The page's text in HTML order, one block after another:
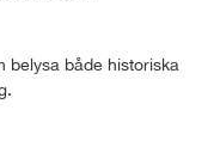
belysa både historiska